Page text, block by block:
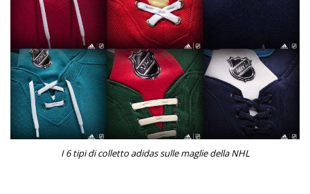
I 6 tipi di colletto adidas sulle maglie della NHL